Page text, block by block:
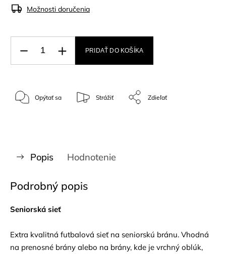
Možnosti doručenia
PRIDAŤ DO KOŠÍKA
Opýtať sa Strážiť Zdieľať
Popis Hodnotenie
Podrobný popis
Seniorská sieť
Extra kvalitná futbalová sieť na seniorskú bránu. Vhodná
na prenosné brány alebo na brány, kde je vrchný oblúk,